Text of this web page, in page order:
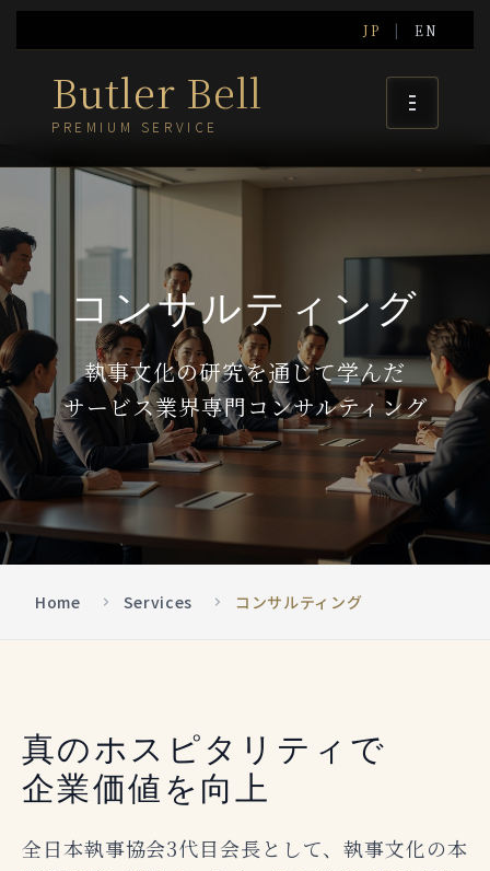
JP | EN
Butler Bell
PREMIUM SERVICE
コンサルティング
執事文化の研究を通じて学んだ
サービス業界専門コンサルティング
Home Services コンサルティング
真のホスピタリティで
企業価値を向上
全日本執事協会3代目会長として、執事文化の本